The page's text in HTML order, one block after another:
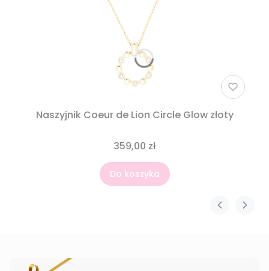
Naszyjnik Coeur de Lion Circle Glow złoty
359,00 zł
Do koszyka